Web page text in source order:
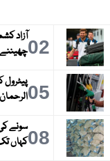
02آزاد
چھیننے
05الرحمان
08سونے
کہاں